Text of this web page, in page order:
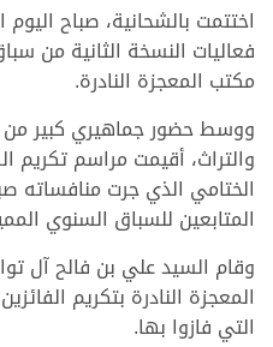
فعاليات النسخة الثانية من
مكتب المعجزة النادرة.
ووسط حضور جماهيري كبير
والتراث، أقيمت مراسم تكريم
الختامي الذي جرت منافساته
المتابعين للسباق السنوي
وقام السيد علي بن فالح آل
المعجزة النادرة بتكريم
التي فازوا بها.